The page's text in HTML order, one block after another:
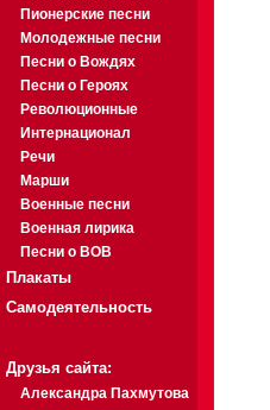
Пионерские песни
Молодежные песни
Песни о Вождях
Песни о Героях
Революционные
Интернационал
Речи
Марши
Военные песни
Военная лирика
Песни о ВОВ
Плакаты
Самодеятельность
Друзья сайта:
Александра Пахмутова